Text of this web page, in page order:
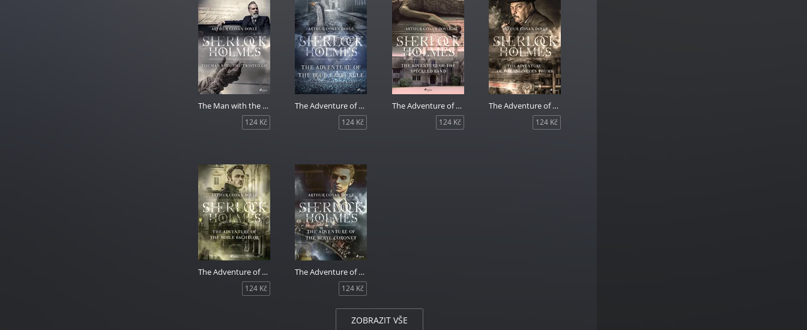
The Man with the Twisted Lip
124 Kč
The Adventure of the Blue Carbuncle
124 Kč
The Adventure of the Speckled Band
124 Kč
The Adventure of the Engineer's Thumb
124 Kč
The Adventure of the Noble Bachelor
124 Kč
The Adventure of the Beryl Coronet
124 Kč
ZOBRAZIT VŠE